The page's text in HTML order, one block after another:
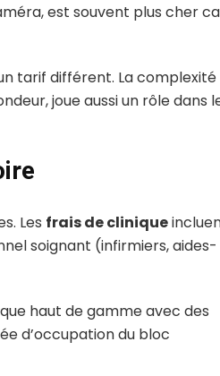
est souvent plus cher
tarif différent. La complexité
joue aussi un rôle dans
Les frais de clinique
soignant (infirmiers, aides-
haut de gamme avec des
d’occupation du bloc